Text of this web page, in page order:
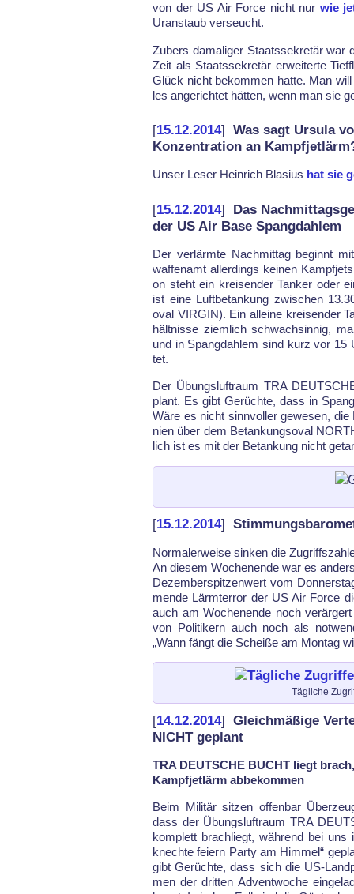
von der US Air For­ce nicht nur wie
Uran­staub ver­seucht.
Zu­bers da­ma­li­ger Staats­sek­re­tär war
Zeit als Staats­se­kretär er­wei­ter­te
Glück nicht be­kom­men hat­te. Man
les an­ge­rich­tet hät­ten, wenn man sie
[15.12.2014] Was sagt Ursula
Konzentration an
Un­ser Le­ser Hein­rich Bla­si­us hat sie
[15.12.2014] Das
der US Air Base Spangdahlem
Der ver­lärm­te Nach­mit­tag be­ginnt
waf­fen­amt al­ler­dings kei­nen
on steht ein krei­sen­der Tan­ker oder
ist ei­ne Luft­be­tan­kung zwi­schen
oval VIR­GIN). Ein al­lei­ne krei­sen­der
hält­nis­se ziem­lich schwach­sin­nig,
und in Spang­dah­lem sind kurz vor
tet.
Der Übungs­luftraum TRA
plant. Es gibt Gerüch­te, dass in
Wä­re es nicht sinn­vol­ler ge­we­sen,
ni­en über dem Be­tan­kungs­oval
lich ist es mit der Be­tan­kung nicht
[15.12.2014]
Nor­ma­ler­wei­se sin­ken die
An die­sem Wo­che­n­en­de war es
De­zem­ber­spit­zen­wert vom
men­de Lärm­ter­ror der US Air For­ce
auch am Wo­che­n­en­de noch
von Po­li­ti­kern auch noch als
„Wann fängt die Schei­ße am Mon­tag
Tägliche
[14.12.2014] Gleichmäßige
NICHT geplant
TRA DEUTSCHE BUCHT liegt
Kampfjetlärm abbekommen
Beim Mi­li­tär sit­zen of­fen­bar
dass der Übungs­luftraum TRA
kom­plett brach­liegt, während bei
knech­te fei­ern Par­ty am Him­mel“
gibt Ge­rüch­te, dass sich die US-
men der drit­ten Ad­vent­wo­che